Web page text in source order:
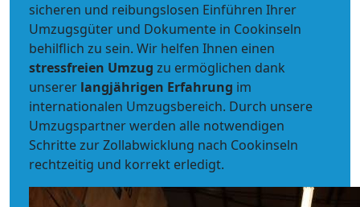
sicheren und reibungslosen Einführen Ihrer
Umzugsgüter und Dokumente in Cookinseln
behilflich zu sein. Wir helfen Ihnen einen
stressfreien Umzug zu ermöglichen dank
unserer langjährigen Erfahrung im
internationalen Umzugsbereich. Durch unsere
Umzugspartner werden alle notwendigen
Schritte zur Zollabwicklung nach Cookinseln
rechtzeitig und korrekt erledigt.